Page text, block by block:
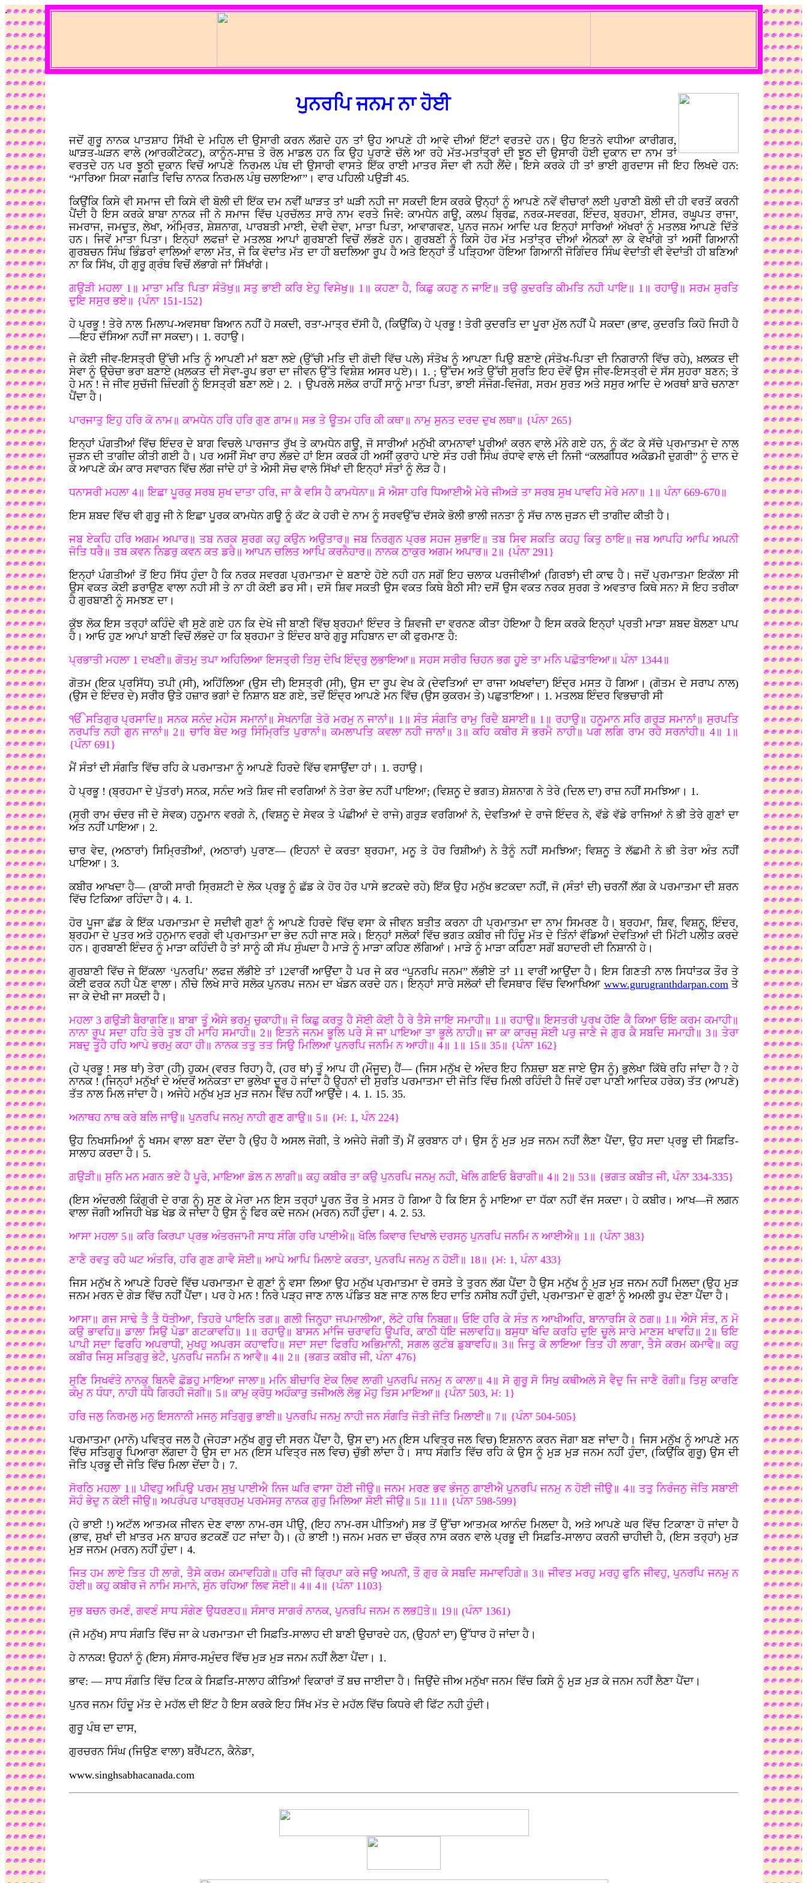
.
ਪੁਨਰਪਿ ਜਨਮ ਨਾ ਹੋਈ
ਜਦੋਂ ਗੁਰੂ ਨਾਨਕ ਪਾਤਸ਼ਾਹ ਸਿੱਖੀ ਦੇ ਮਹਿਲ ਦੀ ਉਸਾਰੀ ਕਰਨ ਲੱਗਦੇ ਹਨ ਤਾਂ ਉਹ ਆਪਣੇ ਹੀ ਆਵੇ ਦੀਆਂ ਇੱਟਾਂ ਵਰਤਦੇ ਹਨ। ਉਹ ਇਤਨੇ ਵਧੀਆ ਕਾਰੀਗਰ,
ਘਾੜਤ-ਘੜਨ ਵਾਲੇ (ਆਰਕੀਟੇਕਟ), ਕਾਨੂੰਨ-ਸਾਜ਼ ਤੇ ਰੋਲ ਮਾਡਲ ਹਨ ਕਿ ਉਹ ਪੁਰਾਣੇ ਚੱਲੇ ਆ ਰਹੇ ਮੱਤ-ਮਤਾਂਤ੍ਰਾਂ ਦੀ ਝੂਠ ਦੀ ਉਸਾਰੀ ਹੋਈ ਦੁਕਾਨ ਦਾ ਨਾਮ ਤਾਂ
ਵਰਤਦੇ ਹਨ ਪਰ ਝੂਠੀ ਦੁਕਾਨ ਵਿਚੋਂ ਆਪਣੇ ਨਿਰਮਲ ਪੰਥ ਦੀ ਉਸਾਰੀ ਵਾਸਤੇ ਇੱਕ ਰਾਈ ਮਾਤਰ ਸੌਦਾ ਵੀ ਨਹੀ ਲੈਂਦੇ। ਇਸੇ ਕਰਕੇ ਹੀ ਤਾਂ ਭਾਈ ਗੁਰਦਾਸ ਜੀ ਇਹ ਲਿਖਦੇ ਹਨ:
“ਮਾਰਿਆ ਸਿਕਾ ਜਗਤਿ ਵਿਚਿ ਨਾਨਕ ਨਿਰਮਲ ਪੰਥੁ ਚਲਾਇਆ”। ਵਾਰ ਪਹਿਲੀ ਪਉੜੀ 45.
ਕਿਉਂਕਿ ਕਿਸੇ ਵੀ ਸਮਾਜ ਦੀ ਕਿਸੇ ਵੀ ਬੋਲੀ ਦੀ ਇੱਕ ਦਮ ਨਵੀਂ ਘਾੜਤ ਤਾਂ ਘੜੀ ਨਹੀ ਜਾ ਸਕਦੀ ਇਸ ਕਰਕੇ ਉਨ੍ਹਾਂ ਨੂੰ ਆਪਣੇ ਨਵੇਂ ਵੀਚਾਰਾਂ ਲਈ ਪੁਰਾਣੀ ਬੋਲੀ ਦੀ ਹੀ ਵਰਤੋਂ ਕਰਨੀ
ਪੈਂਦੀ ਹੈ ਇਸ ਕਰਕੇ ਬਾਬਾ ਨਾਨਕ ਜੀ ਨੇ ਸਮਾਜ ਵਿੱਚ ਪ੍ਰਚੱਲਤ ਸਾਰੇ ਨਾਮ ਵਰਤੇ ਜਿਵੇ: ਕਾਮਧੇਨ ਗਊ, ਕਲਪ ਬ੍ਰਿਛ, ਨਰਕ-ਸਵਰਗ, ਇੰਦਰ, ਬ੍ਰਹਮਾ, ਈਸਰ, ਰਘੂਪਤ ਰਾਜਾ,
ਜਮਰਾਜ, ਜਮਦੂਤ, ਲੇਖਾ, ਅੰਮ੍ਰਿਤ, ਸ਼ੇਸ਼ਨਾਗ, ਪਾਰਬਤੀ ਮਾਈ, ਦੇਵੀ ਦੇਵਾ, ਮਾਤਾ ਪਿਤਾ, ਆਵਾਗਵਣ, ਪੁਨਰ ਜਨਮ ਆਦਿ ਪਰ ਇਨ੍ਹਾਂ ਸਾਰਿਆਂ ਅੱਖਰਾਂ ਨੂੰ ਮਤਲਬ ਆਪਣੇ ਦਿੱਤੇ
ਹਨ। ਜਿਵੇਂ ਮਾਤਾ ਪਿਤਾ। ਇਨ੍ਹਾਂ ਲਫਜ਼ਾਂ ਦੇ ਮਤਲਬ ਆਪਾਂ ਗੁਰਬਾਣੀ ਵਿਚੋਂ ਲੱਭਣੇ ਹਨ। ਗੁਰਬਣੀ ਨੂੰ ਕਿਸੇ ਹੋਰ ਮੱਤ ਮਤਾਂਤ੍ਰ ਦੀਆਂ ਐਨਕਾਂ ਲਾ ਕੇ ਵੇਖਾਂਗੇ ਤਾਂ ਅਸੀਂ ਗਿਆਨੀ
ਗੁਰਬਚਨ ਸਿੰਘ ਭਿੰਡਰਾਂ ਵਾਲਿਆਂ ਵਾਲਾ ਮੱਤ, ਜੋ ਕਿ ਵੇਦਾਂਤ ਮੱਤ ਦਾ ਹੀ ਬਦਲਿਆ ਰੂਪ ਹੈ ਅਤੇ ਇਨ੍ਹਾਂ ਤੋਂ ਪੜ੍ਹਿਆ ਹੋਇਆ ਗਿਆਨੀ ਜੋਗਿੰਦਰ ਸਿੰਘ ਵੇਦਾਂਤੀ ਵੀ ਵੇਦਾਂਤੀ ਹੀ ਬਣਿਆਂ
ਨਾ ਕਿ ਸਿੱਖ, ਹੀ ਗੁਰੂ ਗ੍ਰੰਥ ਵਿਚੋਂ ਲੱਭਾਗੇ ਜਾਂ ਸਿੱਖਾਂਗੇ।
ਗਉੜੀ ਮਹਲਾ 1॥ ਮਾਤਾ ਮਤਿ ਪਿਤਾ ਸੰਤੋਖੁ॥ ਸਤੁ ਭਾਈ ਕਰਿ ਏਹੁ ਵਿਸੇਖੁ॥ 1॥ ਕਹਣਾ ਹੈ, ਕਿਛੁ ਕਹਣੁ ਨ ਜਾਇ॥ ਤਉ ਕੁਦਰਤਿ ਕੀਮਤਿ ਨਹੀ ਪਾਇ॥ 1॥ ਰਹਾਉ॥ ਸਰਮ ਸੁਰਤਿ
ਦੁਇ ਸਸੁਰ ਭਏ॥ {ਪੰਨਾ 151-152}
ਹੇ ਪ੍ਰਭੂ ! ਤੇਰੇ ਨਾਲ ਮਿਲਾਪ-ਅਵਸਥਾ ਬਿਆਨ ਨਹੀਂ ਹੋ ਸਕਦੀ, ਰਤਾ-ਮਾਤ੍ਰ ਦੱਸੀ ਹੈ, (ਕਿਉਂਕਿ) ਹੇ ਪ੍ਰਭੂ ! ਤੇਰੀ ਕੁਦਰਤਿ ਦਾ ਪੂਰਾ ਮੁੱਲ ਨਹੀਂ ਪੈ ਸਕਦਾ (ਭਾਵ, ਕੁਦਰਤਿ ਕਿਹੋ ਜਿਹੀ ਹੈ
—ਇਹ ਦੱਸਿਆ ਨਹੀਂ ਜਾ ਸਕਦਾ)। 1. ਰਹਾਉ।
ਜੇ ਕੋਈ ਜੀਵ-ਇਸਤ੍ਰੀ ਉੱਚੀ ਮਤਿ ਨੂੰ ਆਪਣੀ ਮਾਂ ਬਣਾ ਲਏ (ਉੱਚੀ ਮਤਿ ਦੀ ਗੋਦੀ ਵਿੱਚ ਪਲੇ) ਸੰਤੋਖ ਨੂੰ ਆਪਣਾ ਪਿਉ ਬਣਾਏ (ਸੰਤੋਖ-ਪਿਤਾ ਦੀ ਨਿਗਰਾਨੀ ਵਿੱਚ ਰਹੇ), ਖ਼ਲਕਤ ਦੀ
ਸੇਵਾ ਨੂੰ ਉਚੇਚਾ ਭਰਾ ਬਣਾਏ (ਖ਼ਲਕਤ ਦੀ ਸੇਵਾ-ਰੂਪ ਭਰਾ ਦਾ ਜੀਵਨ ਉੱਤੇ ਵਿਸ਼ੇਸ਼ ਅਸਰ ਪਏ)। 1. ; ਉੱਦਮ ਅਤੇ ਉੱਚੀ ਸੁਰਤਿ ਇਹ ਦੋਵੇਂ ਉਸ ਜੀਵ-ਇਸਤ੍ਰੀ ਦੇ ਸੱਸ ਸੁਹਰਾ ਬਣਨ; ਤੇ
ਹੇ ਮਨ ! ਜੇ ਜੀਵ ਸੁਚੱਜੀ ਜ਼ਿੰਦਗੀ ਨੂੰ ਇਸਤ੍ਰੀ ਬਣਾ ਲਏ। 2. । ਉਪਰਲੇ ਸਲੋਕ ਰਾਹੀਂ ਸਾਨੂੰ ਮਾਤਾ ਪਿਤਾ, ਭਾਈ ਸੰਜੋਗ-ਵਿਜੋਗ, ਸਰਮ ਸੁਰਤ ਅਤੇ ਸਸੁਰ ਆਦਿ ਦੇ ਅਰਥਾਂ ਬਾਰੇ ਚਨਾਣਾ
ਪੈਂਦਾ ਹੈ।
ਪਾਰਜਾਤੁ ਇਹੁ ਹਰਿ ਕੋ ਨਾਮ॥ ਕਾਮਧੇਨ ਹਰਿ ਹਰਿ ਗੁਣ ਗਾਮ॥ ਸਭ ਤੇ ਊਤਮ ਹਰਿ ਕੀ ਕਥਾ॥ ਨਾਮੁ ਸੁਨਤ ਦਰਦ ਦੁਖ ਲਥਾ॥ {ਪੰਨਾ 265}
ਇਨ੍ਹਾਂ ਪੰਗਤੀਆਂ ਵਿੱਚ ਇੰਦਰ ਦੇ ਬਾਗ ਵਿਚਲੇ ਪਾਰਜਾਤ ਰੁੱਖ ਤੇ ਕਾਮਧੇਨ ਗਊ, ਜੋ ਸਾਰੀਆਂ ਮਨੁੱਖੀ ਕਾਮਨਾਵਾਂ ਪੂਰੀਆਂ ਕਰਨ ਵਾਲੇ ਮੰਨੇ ਗਏ ਹਨ, ਨੂੰ ਕੱਟ ਕੇ ਸੱਚੇ ਪ੍ਰਮਾਤਮਾ ਦੇ ਨਾਲ
ਜੁੜਨ ਦੀ ਤਾਗੀਦ ਕੀਤੀ ਗਈ ਹੈ। ਪਰ ਅਸੀਂ ਸੌਖਾ ਰਾਹ ਲੱਭਦੇ ਹਾਂ ਇਸ ਕਰਕੇ ਹੀ ਅਸੀਂ ਕੁਰਾਹੇ ਪਾਏ ਸੰਤ ਹਰੀ ਸਿੰਘ ਰੰਧਾਵੇ ਵਾਲੇ ਦੀ ਨਿਜੀ “ਕਲਗੀਧਰ ਅਕੈਡਮੀ ਦੁਗਰੀ” ਨੂੰ ਦਾਨ ਦੇ
ਕੇ ਆਪਣੇ ਕੰਮ ਕਾਰ ਸਵਾਰਨ ਵਿੱਚ ਲੱਗ ਜਾਂਦੇ ਹਾਂ ਤੇ ਐਸੀ ਸੋਚ ਵਾਲੇ ਸਿੱਖਾਂ ਦੀ ਇਨ੍ਹਾਂ ਸੰਤਾਂ ਨੂੰ ਲੋੜ ਹੈ।
ਧਨਾਸਰੀ ਮਹਲਾ 4॥ ਇਛਾ ਪੂਰਕੁ ਸਰਬ ਸੁਖ ਦਾਤਾ ਹਰਿ, ਜਾ ਕੈ ਵਸਿ ਹੈ ਕਾਮਧੇਨਾ॥ ਸੋ ਐਸਾ ਹਰਿ ਧਿਆਈਐ ਮੇਰੇ ਜੀਅੜੇ ਤਾ ਸਰਬ ਸੁਖ ਪਾਵਹਿ ਮੇਰੇ ਮਨਾ॥ 1॥ ਪੰਨਾ 669-670॥
ਇਸ ਸ਼ਬਦ ਵਿੱਚ ਵੀ ਗੁਰੂ ਜੀ ਨੇ ਇਛਾ ਪੂਰਕ ਕਾਮਧੇਨ ਗਊ ਨੂੰ ਕੱਟ ਕੇ ਹਰੀ ਦੇ ਨਾਮ ਨੂੰ ਸਰਵਉੱਚ ਦੱਸਕੇ ਭੋਲੀ ਭਾਲੀ ਜਨਤਾ ਨੂੰ ਸੱਚ ਨਾਲ ਜੁੜਨ ਦੀ ਤਾਗੀਦ ਕੀਤੀ ਹੈ।
ਜਬ ਏਕਹਿ ਹਰਿ ਅਗਮ ਅਪਾਰ॥ ਤਬ ਨਰਕ ਸੁਰਗ ਕਹੁ ਕਉਨ ਅਉਤਾਰ॥ ਜਬ ਨਿਰਗੁਨ ਪ੍ਰਭ ਸਹਜ ਸੁਭਾਇ॥ ਤਬ ਸਿਵ ਸਕਤਿ ਕਹਹੁ ਕਿਤੁ ਠਾਇ॥ ਜਬ ਆਪਹਿ ਆਪਿ ਅਪਨੀ
ਜੋਤਿ ਧਰੈ॥ ਤਬ ਕਵਨ ਨਿਡਰੁ ਕਵਨ ਕਤ ਡਰੈ॥ ਆਪਨ ਚਲਿਤ ਆਪਿ ਕਰਨੈਹਾਰ॥ ਨਾਨਕ ਠਾਕੁਰ ਅਗਮ ਅਪਾਰ॥ 2॥ {ਪੰਨਾ 291}
ਇਨ੍ਹਾਂ ਪੰਗਤੀਆਂ ਤੋਂ ਇਹ ਸਿੱਧ ਹੁੰਦਾ ਹੈ ਕਿ ਨਰਕ ਸਵਰਗ ਪ੍ਰਮਾਤਮਾ ਦੇ ਬਣਾਏ ਹੋਏ ਨਹੀ ਹਨ ਸਗੋਂ ਇਹ ਚਲਾਕ ਪਰਜੀਵੀਆਂ (ਗਿਰਝਾਂ) ਦੀ ਕਾਢ ਹੈ। ਜਦੋਂ ਪ੍ਰਮਾਤਮਾ ਇਕੱਲਾ ਸੀ
ਉਸ ਵਕਤ ਕੋਈ ਡਰਾਉਣ ਵਾਲਾ ਨਹੀ ਸੀ ਤੇ ਨਾ ਹੀ ਕੋਈ ਡਰ ਸੀ। ਦਸੋ ਸ਼ਿਵ ਸਕਤੀ ਉਸ ਵਕਤ ਕਿਥੇ ਬੈਠੀ ਸੀ? ਦਸੋਂ ਉਸ ਵਕਤ ਨਰਕ ਸੁਰਗ ਤੇ ਅਵਤਾਰ ਕਿਥੇ ਸਨ? ਸੋ ਇਹ ਤਰੀਕਾ
ਹੈ ਗੁਰਬਾਣੀ ਨੂੰ ਸਮਝਣ ਦਾ।
ਕੁੱਝ ਲੋਕ ਇਸ ਤਰ੍ਹਾਂ ਕਹਿੰਦੇ ਵੀ ਸੁਣੇ ਗਏ ਹਨ ਕਿ ਦੇਖੋ ਜੀ ਬਾਣੀ ਵਿੱਚ ਬ੍ਰਹਮਾਂ ਇੰਦਰ ਤੇ ਸ਼ਿਵਜੀ ਦਾ ਵਰਨਣ ਕੀਤਾ ਹੋਇਆ ਹੈ ਇਸ ਕਰਕੇ ਇਨ੍ਹਾਂ ਪ੍ਰਤੀ ਮਾੜਾ ਸ਼ਬਦ ਬੋਲਣਾ ਪਾਪ
ਹੈ। ਆਓ ਹੁਣ ਆਪਾਂ ਬਾਣੀ ਵਿਚੋਂ ਲੱਭਦੇ ਹਾ ਕਿ ਬ੍ਰਹਮਾ ਤੇ ਇੰਦਰ ਬਾਰੇ ਗੁਰੂ ਸਹਿਬਾਨ ਦਾ ਕੀ ਫੁਰਮਾਣ ਹੈ:
ਪ੍ਰਭਾਤੀ ਮਹਲਾ 1 ਦਖਣੀ॥ ਗੋਤਮੁ ਤਪਾ ਅਹਿਲਿਆ ਇਸਤ੍ਰੀ ਤਿਸੁ ਦੇਖਿ ਇੰਦ੍ਰੁ ਲੁਭਾਇਆ॥ ਸਹਸ ਸਰੀਰ ਚਿਹਨ ਭਗ ਹੂਏ ਤਾ ਮਨਿ ਪਛੋਤਾਇਆ॥ ਪੰਨਾ 1344॥
ਗੋਤਮ (ਇਕ ਪ੍ਰਸਿੱਧ) ਤਪੀ (ਸੀ), ਅਹਿੱਲਿਆ (ਉਸ ਦੀ) ਇਸਤ੍ਰੀ (ਸੀ), ਉਸ ਦਾ ਰੂਪ ਵੇਖ ਕੇ (ਦੇਵਤਿਆਂ ਦਾ ਰਾਜਾ ਅਖਵਾਂਦਾ) ਇੰਦ੍ਰ ਮਸਤ ਹੋ ਗਿਆ। (ਗੋਤਮ ਦੇ ਸਰਾਪ ਨਾਲ)
(ਉਸ ਦੇ ਇੰਦਰ ਦੇ) ਸਰੀਰ ਉਤੇ ਹਜ਼ਾਰ ਭਗਾਂ ਦੇ ਨਿਸ਼ਾਨ ਬਣ ਗਏ, ਤਦੋਂ ਇੰਦ੍ਰ ਆਪਣੇ ਮਨ ਵਿੱਚ (ਉਸ ਕੁਕਰਮ ਤੇ) ਪਛੁਤਾਇਆ। 1. ਮਤਲਬ ਇੰਦਰ ਵਿਭਚਾਰੀ ਸੀ
ੴ ਸਤਿਗੁਰ ਪ੍ਰਸਾਦਿ॥ ਸਨਕ ਸਨੰਦ ਮਹੇਸ ਸਮਾਨਾਂ॥ ਸੇਖਨਾਗਿ ਤੇਰੋ ਮਰਮੁ ਨ ਜਾਨਾਂ॥ 1॥ ਸੰਤ ਸੰਗਤਿ ਰਾਮੁ ਰਿਦੈ ਬਸਾਈ॥ 1॥ ਰਹਾਉ॥ ਹਨੂਮਾਨ ਸਰਿ ਗਰੁੜ ਸਮਾਨਾਂ॥ ਸੁਰਪਤਿ
ਨਰਪਤਿ ਨਹੀ ਗੁਨ ਜਾਨਾਂ॥ 2॥ ਚਾਰਿ ਬੇਦ ਅਰੁ ਸਿੰਮ੍ਰਿਤਿ ਪੁਰਾਨਾਂ॥ ਕਮਲਾਪਤਿ ਕਵਲਾ ਨਹੀ ਜਾਨਾਂ॥ 3॥ ਕਹਿ ਕਬੀਰ ਸੋ ਭਰਮੈ ਨਾਹੀ॥ ਪਗ ਲਗਿ ਰਾਮ ਰਹੈ ਸਰਨਾਂਹੀ॥ 4॥ 1॥
{ਪੰਨਾ 691}
ਮੈਂ ਸੰਤਾਂ ਦੀ ਸੰਗਤਿ ਵਿੱਚ ਰਹਿ ਕੇ ਪਰਮਾਤਮਾ ਨੂੰ ਆਪਣੇ ਹਿਰਦੇ ਵਿੱਚ ਵਸਾਉਂਦਾ ਹਾਂ। 1. ਰਹਾਉ।
ਹੇ ਪ੍ਰਭੂ ! (ਬ੍ਰਹਮਾ ਦੇ ਪੁੱਤਰਾਂ) ਸਨਕ, ਸਨੰਦ ਅਤੇ ਸ਼ਿਵ ਜੀ ਵਰਗਿਆਂ ਨੇ ਤੇਰਾ ਭੇਦ ਨਹੀਂ ਪਾਇਆ; (ਵਿਸ਼ਨੂ ਦੇ ਭਗਤ) ਸ਼ੇਸ਼ਨਾਗ ਨੇ ਤੇਰੇ (ਦਿਲ ਦਾ) ਰਾਜ਼ ਨਹੀਂ ਸਮਝਿਆ। 1.
(ਸ੍ਰੀ ਰਾਮ ਚੰਦਰ ਜੀ ਦੇ ਸੇਵਕ) ਹਨੂਮਾਨ ਵਰਗੇ ਨੇ, (ਵਿਸ਼ਨੂ ਦੇ ਸੇਵਕ ਤੇ ਪੰਛੀਆਂ ਦੇ ਰਾਜੇ) ਗਰੁੜ ਵਰਗਿਆਂ ਨੇ, ਦੇਵਤਿਆਂ ਦੇ ਰਾਜੇ ਇੰਦਰ ਨੇ, ਵੱਡੇ ਵੱਡੇ ਰਾਜਿਆਂ ਨੇ ਭੀ ਤੇਰੇ ਗੁਣਾਂ ਦਾ
ਅੰਤ ਨਹੀਂ ਪਾਇਆ। 2.
ਚਾਰ ਵੇਦ, (ਅਠਾਰਾਂ) ਸਿਮ੍ਰਿਤੀਆਂ, (ਅਠਾਰਾਂ) ਪੁਰਾਣ— (ਇਹਨਾਂ ਦੇ ਕਰਤਾ ਬ੍ਰਹਮਾ, ਮਨੂ ਤੇ ਹੋਰ ਰਿਸ਼ੀਆਂ) ਨੇ ਤੈਨੂੰ ਨਹੀਂ ਸਮਝਿਆ; ਵਿਸ਼ਨੂ ਤੇ ਲੱਛਮੀ ਨੇ ਭੀ ਤੇਰਾ ਅੰਤ ਨਹੀਂ
ਪਾਇਆ। 3.
ਕਬੀਰ ਆਖਦਾ ਹੈ— (ਬਾਕੀ ਸਾਰੀ ਸ੍ਰਿਸ਼ਟੀ ਦੇ ਲੋਕ ਪ੍ਰਭੂ ਨੂੰ ਛੱਡ ਕੇ ਹੋਰ ਹੋਰ ਪਾਸੇ ਭਟਕਦੇ ਰਹੇ) ਇੱਕ ਉਹ ਮਨੁੱਖ ਭਟਕਦਾ ਨਹੀਂ, ਜੋ (ਸੰਤਾਂ ਦੀ) ਚਰਨੀਂ ਲੱਗ ਕੇ ਪਰਮਾਤਮਾ ਦੀ ਸ਼ਰਨ
ਵਿੱਚ ਟਿਕਿਆ ਰਹਿੰਦਾ ਹੈ। 4. 1.
ਹੋਰ ਪੂਜਾ ਛੱਡ ਕੇ ਇੱਕ ਪਰਮਾਤਮਾ ਦੇ ਸਦੀਵੀ ਗੁਣਾਂ ਨੂੰ ਆਪਣੇ ਹਿਰਦੇ ਵਿੱਚ ਵਸਾ ਕੇ ਜੀਵਨ ਬਤੀਤ ਕਰਨਾ ਹੀ ਪ੍ਰਮਾਤਮਾ ਦਾ ਨਾਮ ਸਿਮਰਣ ਹੈ। ਬ੍ਰਹਮਾ, ਸ਼ਿਵ, ਵਿਸ਼ਨੂ, ਇੰਦਰ,
ਬ੍ਰਹਮਾ ਦੇ ਪੁਤਰ ਅਤੇ ਹਨੁਮਾਨ ਵਰਗੇ ਵੀ ਪ੍ਰਮਾਤਮਾ ਦਾ ਭੇਦ ਨਹੀ ਜਾਣ ਸਕੇ। ਇਨ੍ਹਾਂ ਸਲੋਕਾਂ ਵਿੱਚ ਭਗਤ ਕਬੀਰ ਜੀ ਹਿੰਦੂ ਮੱਤ ਦੇ ਤਿੰਨਾਂ ਵੱਡਿਆਂ ਦੇਵਤਿਆਂ ਦੀ ਮਿੱਟੀ ਪਲੀਤ ਕਰਦੇ
ਹਨ। ਗੁਰਬਾਣੀ ਇੰਦਰ ਨੂੰ ਮਾੜਾ ਕਹਿੰਦੀ ਹੈ ਤਾਂ ਸਾਨੂੰ ਕੀ ਸੱਪ ਸੁੰਘਦਾ ਹੈ ਮਾੜੇ ਨੂੰ ਮਾੜਾ ਕਹਿਣ ਲੱਗਿਆਂ। ਮਾੜੇ ਨੂੰ ਮਾੜਾ ਕਹਿਣਾ ਸਗੋਂ ਬਹਾਦਰੀ ਦੀ ਨਿਸ਼ਾਨੀ ਹੇ।
ਗੁਰਬਾਣੀ ਵਿੱਚ ਜੇ ਇੱਕਲਾ ‘ਪੁਨਰਪਿ’ ਲਫਜ਼ ਲੱਭੀਏ ਤਾਂ 12ਵਾਰੀਂ ਆਉਂਦਾ ਹੈ ਪਰ ਜੇ ਕਰ “ਪੁਨਰਪਿ ਜਨਮ” ਲੱਭੀਏ ਤਾਂ 11 ਵਾਰੀਂ ਆਉਂਦਾ ਹੈ। ਇਸ ਗਿਣਤੀ ਨਾਲ ਸਿਧਾਂਤਕ ਤੌਰ ਤੇ
ਕੋਈ ਫਰਕ ਨਹੀ ਪੈਣ ਵਾਲਾ। ਨੀਚੇ ਲਿਖੇ ਸਾਰੇ ਸਲੋਕ ਪੁਨਰਪ ਜਨਮ ਦਾ ਖੰਡਨ ਕਰਦੇ ਹਨ। ਇਨ੍ਹਾਂ ਸਾਰੇ ਸਲੋਕਾਂ ਦੀ ਵਿਸਥਾਰ ਵਿੱਚ ਵਿਆਖਿਆ www.gurugranthdarpan.comਤੇ
ਜਾ ਕੇ ਦੇਖੀ ਜਾ ਸਕਦੀ ਹੈ।
ਮਹਲਾ 3 ਗਉੜੀ ਬੈਰਾਗਣਿ॥ ਬਾਬਾ ਤੂੰ ਐਸੇ ਭਰਮੁ ਚੁਕਾਹੀ॥ ਜੋ ਕਿਛੁ ਕਰਤੁ ਹੈ ਸੋਈ ਕੋਈ ਹੈ ਰੇ ਤੈਸੇ ਜਾਇ ਸਮਾਹੀ॥ 1॥ ਰਹਾਉ॥ ਇਸਤਰੀ ਪੁਰਖ ਹੋਇ ਕੈ ਕਿਆ ਓਇ ਕਰਮ ਕਮਾਹੀ॥
ਨਾਨਾ ਰੂਪ ਸਦਾ ਹਹਿ ਤੇਰੇ ਤੁਝ ਹੀ ਮਾਹਿ ਸਮਾਹੀ॥ 2॥ ਇਤਨੇ ਜਨਮ ਭੂਲਿ ਪਰੇ ਸੇ ਜਾ ਪਾਇਆ ਤਾ ਭੂਲੇ ਨਾਹੀ॥ ਜਾ ਕਾ ਕਾਰਜੁ ਸੋਈ ਪਰੁ ਜਾਣੈ ਜੇ ਗੁਰ ਕੈ ਸਬਦਿ ਸਮਾਹੀ॥ 3॥ ਤੇਰਾ
ਸਬਦੁ ਤੂੰਹੈ ਹਹਿ ਆਪੇ ਭਰਮੁ ਕਹਾ ਹੀ॥ ਨਾਨਕ ਤਤੁ ਤਤ ਸਿਉ ਮਿਲਿਆ ਪੁਨਰਪਿ ਜਨਮਿ ਨ ਆਹੀ॥ 4॥ 1॥ 15॥ 35॥ {ਪੰਨਾ 162}
(ਹੇ ਪ੍ਰਭੂ ! ਸਭ ਥਾਂ) ਤੇਰਾ (ਹੀ) ਹੁਕਮ (ਵਰਤ ਰਿਹਾ) ਹੈ, (ਹਰ ਥਾਂ) ਤੂੰ ਆਪ ਹੀ (ਮੌਜੂਦ) ਹੈਂ— (ਜਿਸ ਮਨੁੱਖ ਦੇ ਅੰਦਰ ਇਹ ਨਿਸ਼ਚਾ ਬਣ ਜਾਏ ਉਸ ਨੂੰ) ਭੁਲੇਖਾ ਕਿੱਥੇ ਰਹਿ ਜਾਂਦਾ ਹੈ ? ਹੇ
ਨਾਨਕ ! (ਜਿਨ੍ਹਾਂ ਮਨੁੱਖਾਂ ਦੇ ਅੰਦਰੋਂ ਅਨੇਕਤਾ ਦਾ ਭੁਲੇਖਾ ਦੂਰ ਹੋ ਜਾਂਦਾ ਹੈ ਉਹਨਾਂ ਦੀ ਸੁਰਤਿ ਪਰਮਾਤਮਾ ਦੀ ਜੋਤਿ ਵਿੱਚ ਮਿਲੀ ਰਹਿੰਦੀ ਹੈ ਜਿਵੇਂ ਹਵਾ ਪਾਣੀ ਆਦਿਕ ਹਰੇਕ) ਤੱਤ (ਆਪਣੇ)
ਤੱਤ ਨਾਲ ਮਿਲ ਜਾਂਦਾ ਹੈ। ਅਜੇਹੇ ਮਨੁੱਖ ਮੁੜ ਮੁੜ ਜਨਮ ਵਿੱਚ ਨਹੀਂ ਆਉਂਦੇ। 4. 1. 15. 35.
ਅਨਾਥਹ ਨਾਥ ਕਰੇ ਬਲਿ ਜਾਉ॥ ਪੁਨਰਪਿ ਜਨਮੁ ਨਾਹੀ ਗੁਣ ਗਾਉ॥ 5॥ {ਮ: 1, ਪੰਨ 224}
ਉਹ ਨਿਖਸਮਿਆਂ ਨੂੰ ਖਸਮ ਵਾਲਾ ਬਣਾ ਦੇਂਦਾ ਹੈ (ਉਹ ਹੈ ਅਸਲ ਜੋਗੀ, ਤੇ ਅਜੇਹੇ ਜੋਗੀ ਤੋਂ) ਮੈਂ ਕੁਰਬਾਨ ਹਾਂ। ਉਸ ਨੂੰ ਮੁੜ ਮੁੜ ਜਨਮ ਨਹੀਂ ਲੈਣਾ ਪੈਂਦਾ, ਉਹ ਸਦਾ ਪ੍ਰਭੂ ਦੀ ਸਿਫ਼ਤਿ-
ਸਾਲਾਹ ਕਰਦਾ ਹੈ। 5.
ਗਉੜੀ॥ ਸੁਨਿ ਮਨ ਮਗਨ ਭਏ ਹੈ ਪੂਰੇ, ਮਾਇਆ ਡੋਲ ਨ ਲਾਗੀ॥ ਕਹੁ ਕਬੀਰ ਤਾ ਕਉ ਪੁਨਰਪਿ ਜਨਮੁ ਨਹੀ, ਖੇਲਿ ਗਇਓ ਬੈਰਾਗੀ॥ 4॥ 2॥ 53॥ {ਭਗਤ ਕਬੀਤ ਜੀ, ਪੰਨਾ 334-335}
(ਇਸ ਅੰਦਰਲੀ ਕਿੰਗੁਰੀ ਦੇ ਰਾਗ ਨੂੰ) ਸੁਣ ਕੇ ਮੇਰਾ ਮਨ ਇਸ ਤਰ੍ਹਾਂ ਪੂਰਨ ਤੌਰ ਤੇ ਮਸਤ ਹੋ ਗਿਆ ਹੈ ਕਿ ਇਸ ਨੂੰ ਮਾਇਆ ਦਾ ਧੱਕਾ ਨਹੀਂ ਵੱਜ ਸਕਦਾ। ਹੇ ਕਬੀਰ। ਆਖ—ਜੋ ਲਗਨ
ਵਾਲਾ ਜੋਗੀ ਅਜਿਹੀ ਖੇਡ ਖੇਡ ਕੇ ਜਾਂਦਾ ਹੈ ਉਸ ਨੂੰ ਫਿਰ ਕਦੇ ਜਨਮ (ਮਰਨ) ਨਹੀਂ ਹੁੰਦਾ। 4. 2. 53.
ਆਸਾ ਮਹਲਾ 5॥ ਕਰਿ ਕਿਰਪਾ ਪ੍ਰਭ ਅੰਤਰਜਾਮੀ ਸਾਧ ਸੰਗਿ ਹਰਿ ਪਾਈਐ॥ ਖੋਲਿ ਕਿਵਾਰ ਦਿਖਾਲੇ ਦਰਸਨੁ ਪੁਨਰਪਿ ਜਨਮਿ ਨ ਆਈਐ॥ 1॥ {ਪੰਨਾ 383}
ਣਾਣੈ ਰਵਤੁ ਰਹੈ ਘਟ ਅੰਤਰਿ, ਹਰਿ ਗੁਣ ਗਾਵੈ ਸੋਈ॥ ਆਪੇ ਆਪਿ ਮਿਲਾਏ ਕਰਤਾ, ਪੁਨਰਪਿ ਜਨਮੁ ਨ ਹੋਈ॥ 18॥ {ਮ: 1, ਪੰਨਾ 433}
ਜਿਸ ਮਨੁੱਖ ਨੇ ਆਪਣੇ ਹਿਰਦੇ ਵਿੱਚ ਪਰਮਾਤਮਾ ਦੇ ਗੁਣਾਂ ਨੂੰ ਵਸਾ ਲਿਆ ਉਹ ਮਨੁੱਖ ਪ੍ਰਮਾਤਮਾ ਦੇ ਰਸਤੇ ਤੇ ਤੁਰਨ ਲੱਗ ਪੈਂਦਾ ਹੈ ਉਸ ਮਨੁੱਖ ਨੂੰ ਮੁੜ ਮੁੜ ਜਨਮ ਨਹੀਂ ਮਿਲਦਾ (ਉਹ ਮੁੜ
ਜਨਮ ਮਰਨ ਦੇ ਗੇੜ ਵਿੱਚ ਨਹੀਂ ਪੈਂਦਾ। ਪਰ ਹੇ ਮਨ ! ਨਿਰੇ ਪੜ੍ਹ ਜਾਣ ਨਾਲ ਪੰਡਿਤ ਬਣ ਜਾਣ ਨਾਲ ਇਹ ਦਾਤਿ ਨਸੀਬ ਨਹੀਂ ਹੁੰਦੀ, ਪ੍ਰਮਾਤਮਾ ਦੇ ਗੁਣਾਂ ਨੂੰ ਅਮਲੀ ਰੂਪ ਦੇਣਾ ਪੈਂਦਾ ਹੈ।
ਆਸਾ॥ ਗਜ ਸਾਢੇ ਤੈ ਤੈ ਧੋਤੀਆ, ਤਿਹਰੇ ਪਾਇਨਿ ਤਗ॥ ਗਲੀ ਜਿਨ੍ਹ੍ਹਾ ਜਪਮਾਲੀਆ, ਲੋਟੇ ਹਥਿ ਨਿਬਗ॥ ਓਇ ਹਰਿ ਕੇ ਸੰਤ ਨ ਆਖੀਅਹਿ, ਬਾਨਾਰਸਿ ਕੇ ਠਗ॥ 1॥ ਐਸੇ ਸੰਤ, ਨ ਮੋ
ਕਉ ਭਾਵਹਿ॥ ਡਾਲਾ ਸਿਉ ਪੇਡਾ ਗਟਕਾਵਹਿ॥ 1॥ ਰਹਾਉ॥ ਬਾਸਨ ਮਾਂਜਿ ਚਰਾਵਹਿ ਊਪਰਿ, ਕਾਠੀ ਧੋਇ ਜਲਾਵਹਿ॥ ਬਸੁਧਾ ਖੋਦਿ ਕਰਹਿ ਦੁਇ ਚੂਲੇ ਸਾਰੇ ਮਾਣਸ ਖਾਵਹਿ॥ 2॥ ਓਇ
ਪਾਪੀ ਸਦਾ ਫਿਰਹਿ ਅਪਰਾਧੀ, ਮੁਖਹੁ ਅਪਰਸ ਕਹਾਵਹਿ॥ ਸਦਾ ਸਦਾ ਫਿਰਹਿ ਅਭਿਮਾਨੀ, ਸਗਲ ਕੁਟੰਬ ਡੁਬਾਵਹਿ॥ 3॥ ਜਿਤੁ ਕੋ ਲਾਇਆ ਤਿਤ ਹੀ ਲਾਗਾ, ਤੈਸੇ ਕਰਮ ਕਮਾਵੈ॥ ਕਹੁ
ਕਬੀਰ ਜਿਸੁ ਸਤਿਗੁਰੁ ਭੇਟੈ, ਪੁਨਰਪਿ ਜਨਮਿ ਨ ਆਵੈ॥ 4॥ 2॥ {ਭਗਤ ਕਬੀਰ ਜੀ, ਪੰਨਾ 476}
ਸੁਣਿ ਸਿਖਵੰਤੇ ਨਾਨਕੁ ਬਿਨਵੈ ਛੋਡਹੁ ਮਾਇਆ ਜਾਲਾ॥ ਮਨਿ ਬੀਚਾਰਿ ਏਕ ਲਿਵ ਲਾਗੀ ਪੁਨਰਪਿ ਜਨਮੁ ਨ ਕਾਲਾ॥ 4॥ ਸੋ ਗੁਰੂ ਸੋ ਸਿਖੁ ਕਥੀਅਲੇ ਸੋ ਵੈਦੁ ਜਿ ਜਾਣੈ ਰੋਗੀ॥ ਤਿਸੁ ਕਾਰਣਿ
ਕੰਮੁ ਨ ਧੰਧਾ, ਨਾਹੀ ਧੰਧੈ ਗਿਰਹੀ ਜੋਗੀ॥ 5॥ ਕਾਮੁ ਕ੍ਰੋਧੁ ਅਹੰਕਾਰੁ ਤਜੀਅਲੇ ਲੋਭੁ ਮੋਹੁ ਤਿਸ ਮਾਇਆ॥ {ਪੰਨਾ 503, ਮ: 1}
ਹਰਿ ਜਲੁ ਨਿਰਮਲੁ ਮਨੁ ਇਸਨਾਨੀ ਮਜਨੁ ਸਤਿਗੁਰੁ ਭਾਈ॥ ਪੁਨਰਪਿ ਜਨਮੁ ਨਾਹੀ ਜਨ ਸੰਗਤਿ ਜੋਤੀ ਜੋਤਿ ਮਿਲਾਈ॥ 7॥ {ਪੰਨਾ 504-505}
ਪਰਮਾਤਮਾ (ਮਾਨੋ) ਪਵਿਤ੍ਰ ਜਲ ਹੈ (ਜੇਹੜਾ ਮਨੁੱਖ ਗੁਰੂ ਦੀ ਸਰਨ ਪੈਂਦਾ ਹੈ, ਉਸ ਦਾ) ਮਨ (ਇਸ ਪਵਿਤ੍ਰ ਜਲ ਵਿਚ) ਇਸ਼ਨਾਨ ਕਰਨ ਜੋਗਾ ਬਣ ਜਾਂਦਾ ਹੈ। ਜਿਸ ਮਨੁੱਖ ਨੂੰ ਆਪਣੇ ਮਨ
ਵਿੱਚ ਸਤਿਗੁਰੂ ਪਿਆਰਾ ਲੱਗਦਾ ਹੈ ਉਸ ਦਾ ਮਨ (ਇਸ ਪਵਿਤ੍ਰ ਜਲ ਵਿਚ) ਚੁੱਭੀ ਲਾਂਦਾ ਹੈ। ਸਾਧ ਸੰਗਤਿ ਵਿੱਚ ਰਹਿ ਕੇ ਉਸ ਨੂੰ ਮੁੜ ਮੁੜ ਜਨਮ ਨਹੀਂ ਹੁੰਦਾ, (ਕਿਉਂਕਿ ਗੁਰੂ) ਉਸ ਦੀ
ਜੋਤਿ ਪ੍ਰਭੂ ਦੀ ਜੋਤਿ ਵਿੱਚ ਮਿਲਾ ਦੇਂਦਾ ਹੈ। 7.
ਸੋਰਠਿ ਮਹਲਾ 1॥ ਪੀਵਹੁ ਅਪਿਉ ਪਰਮ ਸੁਖੁ ਪਾਈਐ ਨਿਜ ਘਰਿ ਵਾਸਾ ਹੋਈ ਜੀਉ॥ ਜਨਮ ਮਰਣ ਭਵ ਭੰਜਨੁ ਗਾਈਐ ਪੁਨਰਪਿ ਜਨਮੁ ਨ ਹੋਈ ਜੀਉ॥ 4॥ ਤਤੁ ਨਿਰੰਜਨੁ ਜੋਤਿ ਸਬਾਈ
ਸੋਹੰ ਭੇਦੁ ਨ ਕੋਈ ਜੀਉ॥ ਅਪਰੰਪਰ ਪਾਰਬ੍ਰਹਮੁ ਪਰਮੇਸਰੁ ਨਾਨਕ ਗੁਰੁ ਮਿਲਿਆ ਸੋਈ ਜੀਉ॥ 5॥ 11॥ {ਪੰਨਾ 598-599}
(ਹੇ ਭਾਈ !) ਅਟੱਲ ਆਤਮਕ ਜੀਵਨ ਦੇਣ ਵਾਲਾ ਨਾਮ-ਰਸ ਪੀਉ, (ਇਹ ਨਾਮ-ਰਸ ਪੀਤਿਆਂ) ਸਭ ਤੋਂ ਉੱਚਾ ਆਤਮਕ ਆਨੰਦ ਮਿਲਦਾ ਹੈ, ਅਤੇ ਆਪਣੇ ਘਰ ਵਿੱਚ ਟਿਕਾਣਾ ਹੋ ਜਾਂਦਾ ਹੈ
(ਭਾਵ, ਸੁਖਾਂ ਦੀ ਖ਼ਾਤਰ ਮਨ ਬਾਹਰ ਭਟਕਣੋਂ ਹਟ ਜਾਂਦਾ ਹੈ)। (ਹੇ ਭਾਈ !) ਜਨਮ ਮਰਨ ਦਾ ਚੱਕ੍ਰ ਨਾਸ ਕਰਨ ਵਾਲੇ ਪ੍ਰਭੂ ਦੀ ਸਿਫ਼ਤਿ-ਸਾਲਾਹ ਕਰਨੀ ਚਾਹੀਦੀ ਹੈ, (ਇਸ ਤਰ੍ਹਾਂ) ਮੁੜ
ਮੁੜ ਜਨਮ (ਮਰਨ) ਨਹੀਂ ਹੁੰਦਾ। 4.
ਜਿਤ ਹਮ ਲਾਏ ਤਿਤ ਹੀ ਲਾਗੇ, ਤੈਸੇ ਕਰਮ ਕਮਾਵਹਿਗੇ॥ ਹਰਿ ਜੀ ਕਿ੍ਰਪਾ ਕਰੇ ਜਉ ਅਪਨੀ, ਤੌ ਗੁਰ ਕੇ ਸਬਦਿ ਸਮਾਵਹਿਗੇ॥ 3॥ ਜੀਵਤ ਮਰਹੁ ਮਰਹੁ ਫੁਨਿ ਜੀਵਹੁ, ਪੁਨਰਪਿ ਜਨਮੁ ਨ
ਹੋਈ॥ ਕਹੁ ਕਬੀਰ ਜੋ ਨਾਮਿ ਸਮਾਨੇ, ਸੁੰਨ ਰਹਿਆ ਲਿਵ ਸੋਈ॥ 4॥ 4॥ {ਪੰਨਾ 1103}
ਸੁਭ ਬਚਨ ਰਮਣੰ, ਗਵਣੰ ਸਾਧ ਸੰਗੇਣ ਉਧਰਣਹ॥ ਸੰਸਾਰ ਸਾਗਰੰ ਨਾਨਕ, ਪੁਨਰਪਿ ਜਨਮ ਨ ਲਭਤੇ॥ 19॥ (ਪੰਨਾ 1361)
(ਜੋ ਮਨੁੱਖ) ਸਾਧ ਸੰਗਤਿ ਵਿੱਚ ਜਾ ਕੇ ਪਰਮਾਤਮਾ ਦੀ ਸਿਫ਼ਤਿ-ਸਾਲਾਹ ਦੀ ਬਾਣੀ ਉਚਾਰਦੇ ਹਨ, (ਉਹਨਾਂ ਦਾ) ਉੱਧਾਰ ਹੋ ਜਾਂਦਾ ਹੈ।
ਹੇ ਨਾਨਕ! ਉਹਨਾਂ ਨੂੰ (ਇਸ) ਸੰਸਾਰ-ਸਮੁੰਦਰ ਵਿੱਚ ਮੁੜ ਮੁੜ ਜਨਮ ਨਹੀਂ ਲੈਣਾ ਪੈਂਦਾ। 1.
ਭਾਵ: — ਸਾਧ ਸੰਗਤਿ ਵਿੱਚ ਟਿਕ ਕੇ ਸਿਫ਼ਤਿ-ਸਾਲਾਹ ਕੀਤਿਆਂ ਵਿਕਾਰਾਂ ਤੋਂ ਬਚ ਜਾਈਦਾ ਹੈ। ਜਿਉਂਦੇ ਜੀਅ ਮਨੁੱਖਾ ਜਨਮ ਵਿੱਚ ਕਿਸੇ ਨੂੰ ਮੁੜ ਮੁੜ ਕੇ ਜਨਮ ਨਹੀਂ ਲੈਣਾ ਪੈਂਦਾ।
ਪੁਨਰ ਜਨਮ ਹਿੰਦੂ ਮੱਤ ਦੇ ਮਹੱਲ ਦੀ ਇੱਟ ਹੈ ਇਸ ਕਰਕੇ ਇਹ ਸਿੱਖ ਮੱਤ ਦੇ ਮਹੱਲ ਵਿੱਚ ਕਿਧਰੇ ਵੀ ਫਿੱਟ ਨਹੀ ਹੁੰਦੀ।
ਗੁਰੂ ਪੰਥ ਦਾ ਦਾਸ,
ਗੁਰਚਰਨ ਸਿੰਘ (ਜਿਉਣ ਵਾਲਾ) ਬਰੈਂਪਟਨ, ਕੈਨੇਡਾ,
www.singhsabhacanada.com
.